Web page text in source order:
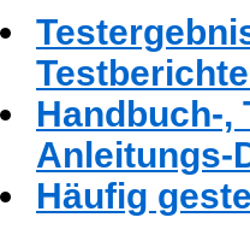
Handbuch-,
Anleitungs-
Häufig